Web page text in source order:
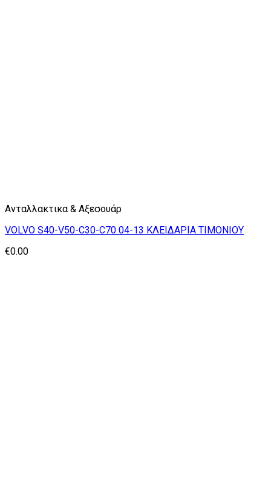
Ανταλλακτικα & Αξεσουάρ
VOLVO S40-V50-C30-C70 04-13 ΚΛΕΙΔΑΡΙΑ ΤΙΜΟΝΙΟΥ
€0.00